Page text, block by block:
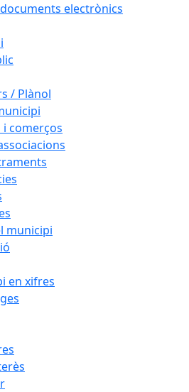
electrònics
/ Plànol
i comerços
municipi
en xifres